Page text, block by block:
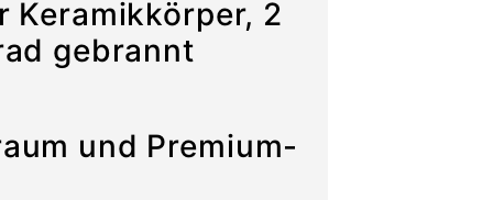
Keramikkörper, 2
gebrannt
und Premium-